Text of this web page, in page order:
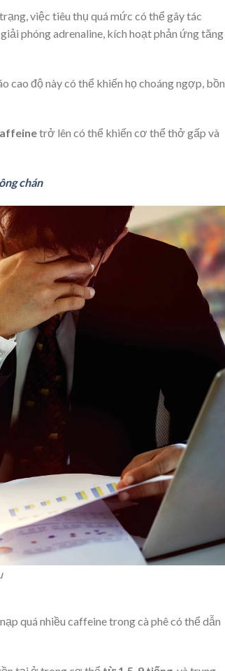
việc tiêu thụ quá mức có thể gây tác
phóng adrenaline, kích hoạt phản ứng tăng
độ này có thể khiến họ choáng ngợp, bồn
trở lên có thể khiến cơ thể thở gấp và
chán
quá nhiều caffeine trong cà phê có thể dẫn